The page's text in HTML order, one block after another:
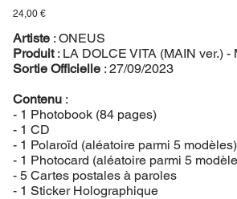
Prix
24,00 €
Artiste: ONEUS
Produit: LA DOLCE VITA (MAIN ver.) -
Sortie Officielle: 27/09/2023
Contenu :
- 1 Photobook (84 pages)
- 1 CD
- 1 Polaroïd (aléatoire parmi 5 modèles)
- 1 Photocard (aléatoire parmi 5
- 5 Cartes postales à paroles
- 1 Sticker Holographique